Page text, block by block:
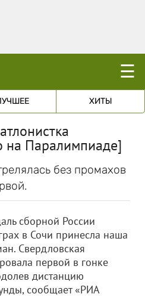
☰
ХИТЫ
на Паралимпиаде]
без промахов
сборной России
в Сочи принесла наша
Свердловская
первой в гонке
дистанцию
сообщает «РИА